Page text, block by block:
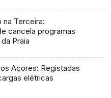
na Terceira:
cancela programas
Praia
Açores: Registadas
elétricas